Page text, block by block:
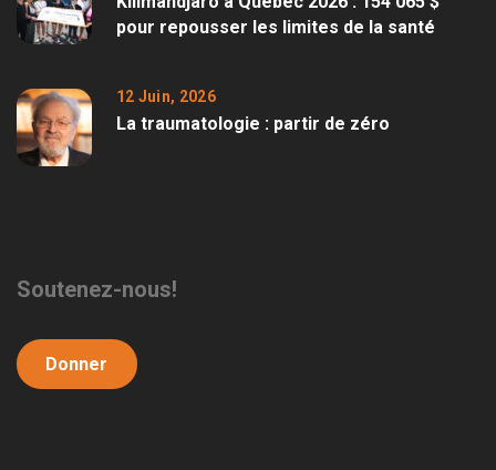
pour repousser les limites de la santé
12 Juin, 2026
La traumatologie : partir de zéro
Soutenez-nous!
Donner